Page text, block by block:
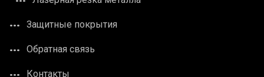
Защитные покрытия
Обратная связь
Контакты